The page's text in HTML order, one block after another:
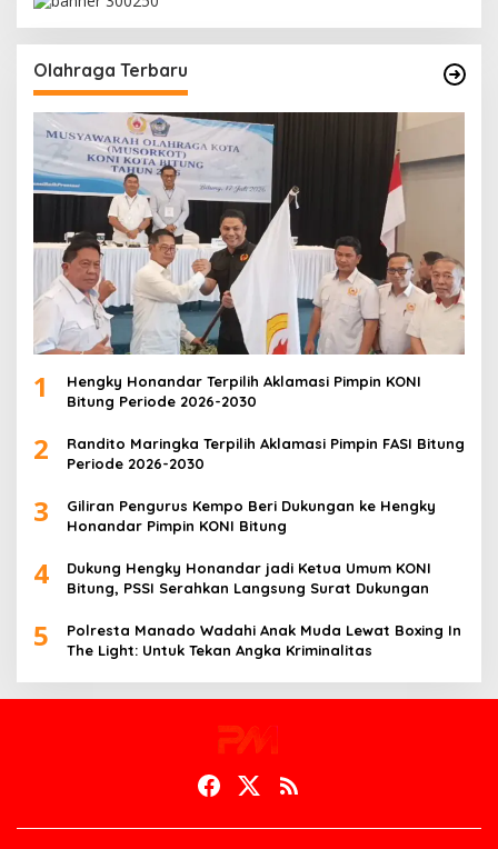
Olahraga Terbaru
1
Hengky Honandar Terpilih Aklamasi Pimpin KONI
Bitung Periode 2026-2030
2
Randito Maringka Terpilih Aklamasi Pimpin FASI Bitung
Periode 2026-2030
3
Giliran Pengurus Kempo Beri Dukungan ke Hengky
Honandar Pimpin KONI Bitung
4
Dukung Hengky Honandar jadi Ketua Umum KONI
Bitung, PSSI Serahkan Langsung Surat Dukungan
5
Polresta Manado Wadahi Anak Muda Lewat Boxing In
The Light: Untuk Tekan Angka Kriminalitas